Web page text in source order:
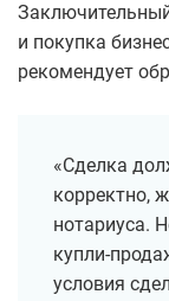
и покупка
рекомендует
«Сделка
корректно,
нотариуса.
купли-
условия